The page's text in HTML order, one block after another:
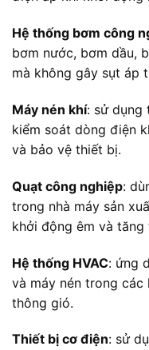
Hệ thống bơm công
bơm nước, bơm dầu,
mà không gây sụt áp
Máy nén khí: sử dụng
kiểm soát dòng điện
và bảo vệ thiết bị.
Quạt công nghiệp:
trong nhà máy sản
khởi động êm và
Hệ thống HVAC: ứng
và máy nén trong các
thông gió.
Thiết bị cơ điện: sử